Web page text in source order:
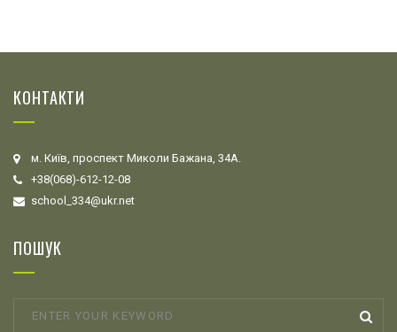
КОНТАКТИ
м. Київ, проспект Миколи Бажана, 34А.
+38(068)-612-12-08
school_334@ukr.net
ПОШУК